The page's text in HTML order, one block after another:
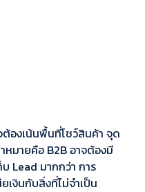
องเน้นพื้นที่โชว์สินค้า จุด
หมายคือ B2B อาจต้องมี
Lead มากกว่า การ
เงินกับสิ่งที่ไม่จำเป็น